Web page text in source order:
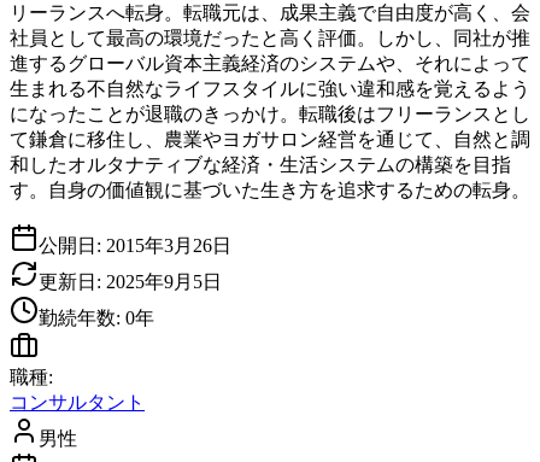
リーランスへ転身。転職元は、成果主義で自由度が高く、会
社員として最高の環境だったと高く評価。しかし、同社が推
進するグローバル資本主義経済のシステムや、それによって
生まれる不自然なライフスタイルに強い違和感を覚えるよう
になったことが退職のきっかけ。転職後はフリーランスとし
て鎌倉に移住し、農業やヨガサロン経営を通じて、自然と調
和したオルタナティブな経済・生活システムの構築を目指
す。自身の価値観に基づいた生き方を追求するための転身。
公開日: 2015年3月26日
更新日: 2025年9月5日
勤続年数: 0年
職種:
コンサルタント
男性